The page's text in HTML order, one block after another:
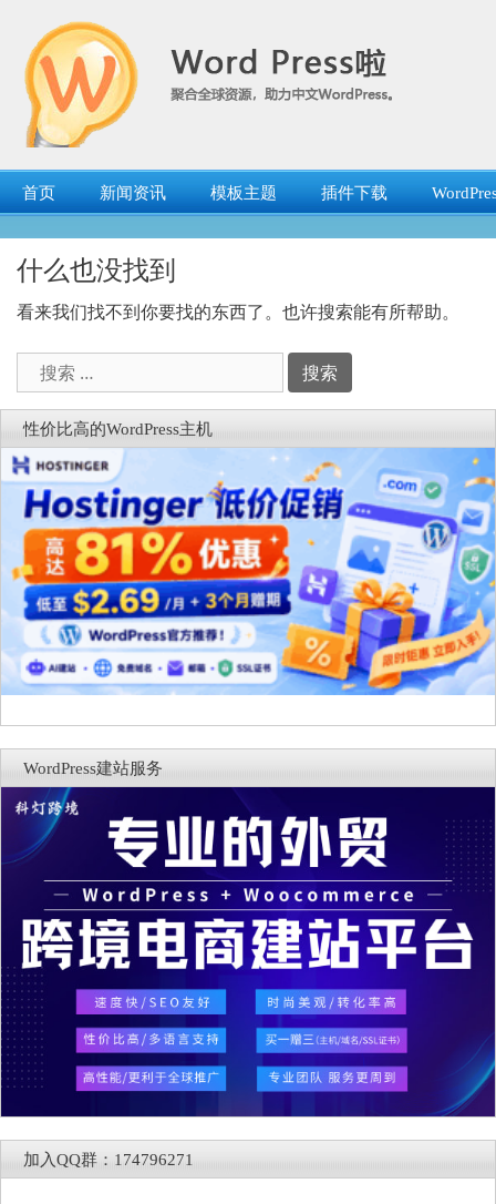
首页 新闻资讯 模板主题 插件下载
什么也没找到
看来我们找不到你要找的东西了。也许搜索能有所帮助。
索：
性价比高的WordPress主机
WordPress建站服务
加入QQ群：174796271